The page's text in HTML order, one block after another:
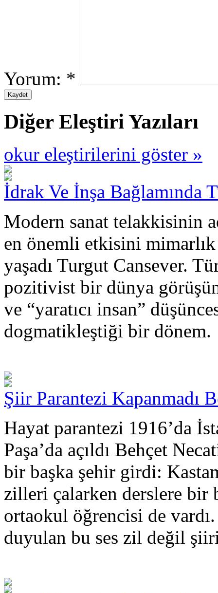
Yorum: *
Diğer Eleştiri Yazıları
okur eleştirilerini göster »
İdrak Ve İnşa Bağlamında
Modern sanat telakkisinin
en önemli etkisini
yaşadı Turgut Cansever.
pozitivist bir dünya
ve “yaratıcı insan”
dogmatikleştiği bir dönem.
Şiir Parantezi Kapanmadı
Hayat parantezi 1916’da
Paşa’da açıldı Behçet
bir başka şehir girdi:
zilleri çalarken derslere bir
ortaokul öğrencisi de
duyulan bu ses zil değil